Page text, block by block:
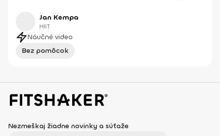
Jan Kempa
HIIT
Náučné video
Bez pomôcok
Nezmeškaj žiadne novinky a súťaže